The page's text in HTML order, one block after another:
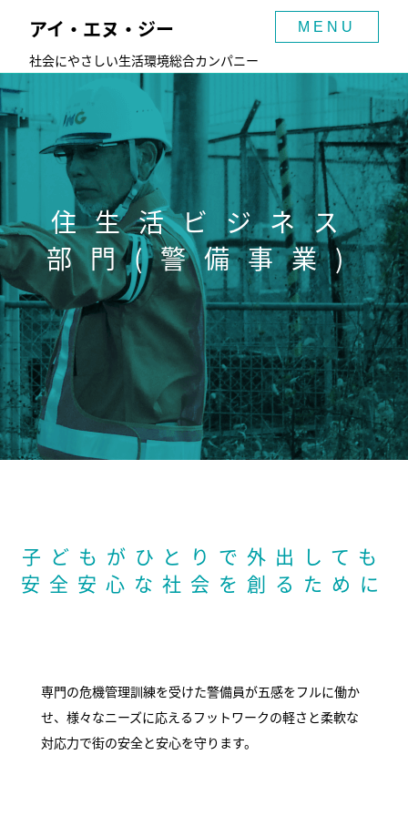
アイ・エヌ・ジー
社会にやさしい生活環境総合カンパニー
MENU
住生活ビジネス
部門(警備事業)
子どもがひとりで外出しても
安全安心な社会を創るために
専門の危機管理訓練を受けた警備員が五感をフルに働か
せ、様々なニーズに応えるフットワークの軽さと柔軟な
対応力で街の安全と安心を守ります。